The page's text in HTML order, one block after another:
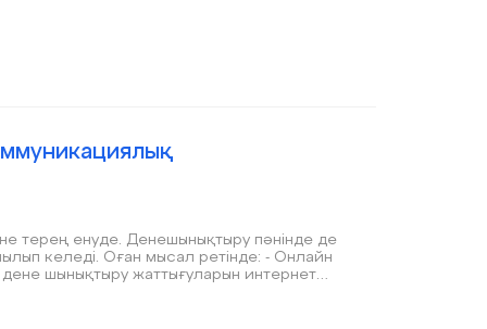
терең енуде. Денешынықтыру пәнінде де
келеді. Оған мысал ретінде: - Онлайн
шынықтыру жаттығуларын интернет